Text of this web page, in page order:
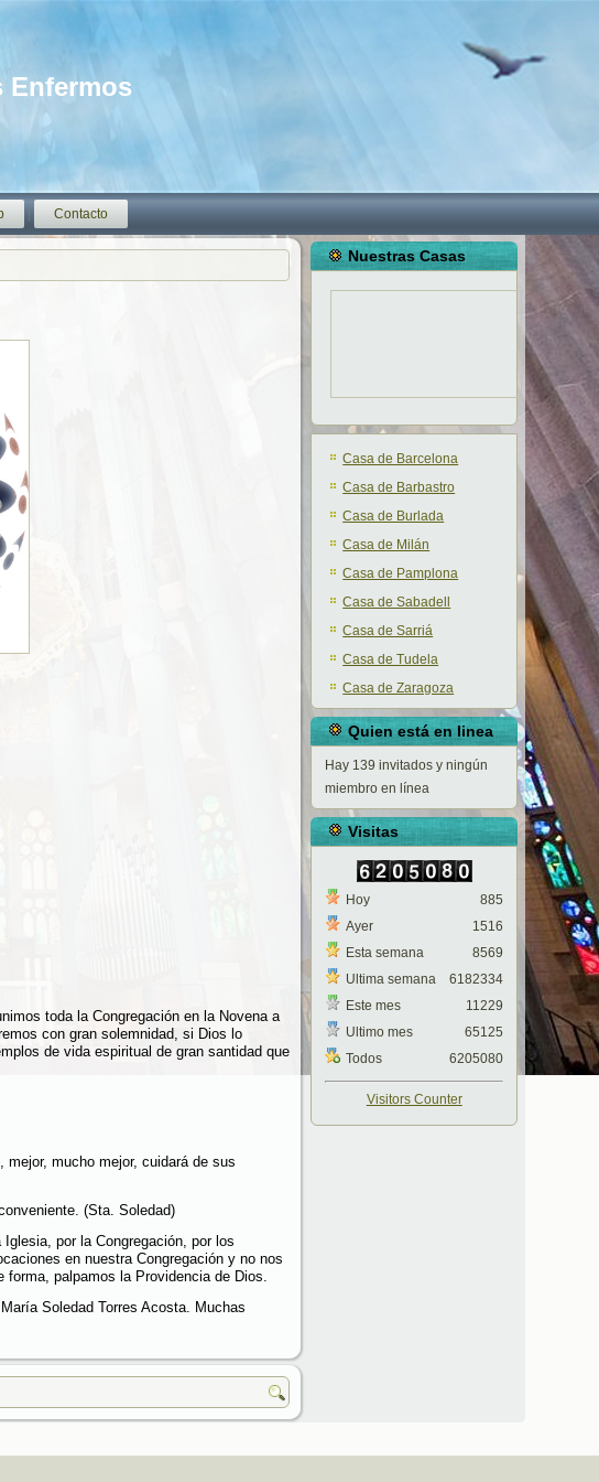
Enfermos
Contacto
toda la Congregación en la Novena a
con gran solemnidad, si Dios lo
de vida espiritual de gran santidad que
mejor, mucho mejor, cuidará de sus
(Sta. Soledad)
por la Congregación, por los
en nuestra Congregación y no nos
forma, palpamos la Providencia de Dios.
Soledad Torres Acosta. Muchas
Nuestras Casas
Casa de Barcelona
Casa de Barbastro
Casa de Burlada
Casa de Milán
Casa de Pamplona
Casa de Sabadell
Casa de Sarriá
Casa de Tudela
Casa de Zaragoza
Quien está en linea
Hay 139 invitados y ningún
miembro en línea
Visitas
Hoy
Ayer
Esta semana
Ultima semana
Este mes
Ultimo mes
Todos
885
1516
8569
6182334
11229
65125
6205080
Visitors Counter